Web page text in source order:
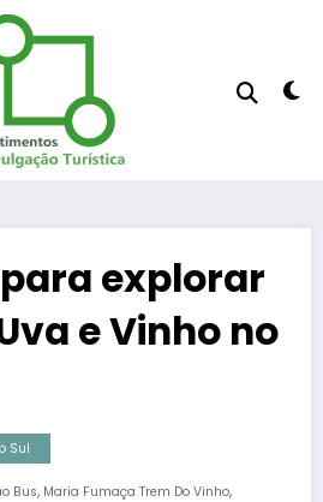
explorar
e Vinho no
Sul
Bus, Maria Fumaça Trem Do Vinho,